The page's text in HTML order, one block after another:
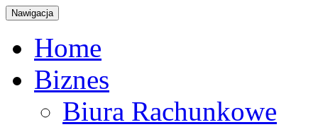
Nawigacja
Home
Biznes
Biura Rachunkowe